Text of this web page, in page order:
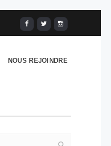
NOUS REJOINDRE